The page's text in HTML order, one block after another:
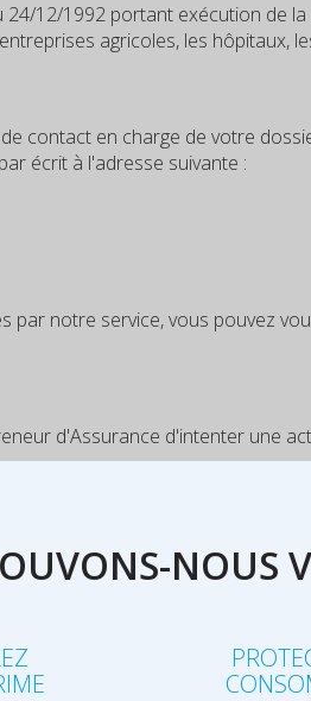
24/12/1992 portant exécution de
agricoles, les hôpitaux,
contact en charge de votre
écrit à l'adresse suivante :
notre service, vous pouvez
d'Assurance d'intenter une
NOUS